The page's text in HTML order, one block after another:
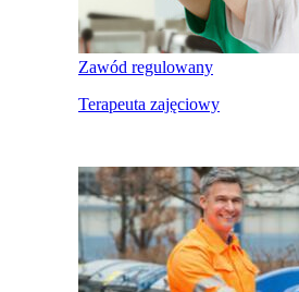
Zawód regulowany
Terapeuta zajęciowy